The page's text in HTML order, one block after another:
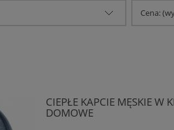
Cena:
CIEPŁE KAPCIE MĘSKIE W
DOMOWE